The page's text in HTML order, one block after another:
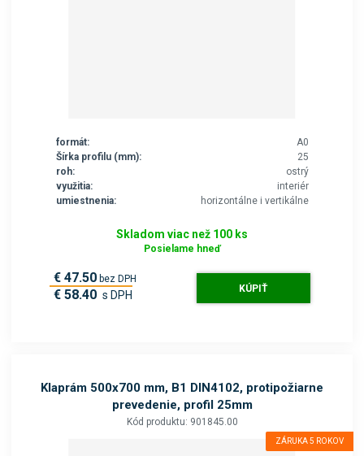
formát:
A0
Šírka profilu (mm):
25
roh:
ostrý
využitia:
interiér
umiestnenia:
horizontálne i vertikálne
Skladom viac než 100 ks
Posielame hneď
€ 47.50 bez DPH
€ 58.40 s DPH KÚPIŤ
Klaprám 500x700 mm, B1 DIN4102, protipožiarne
prevedenie, profil 25mm
Kód produktu: 901845.00
ZÁRUKA 5 ROKOV